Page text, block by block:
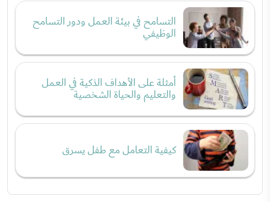
التسامح في بيئة العمل ودور التسامح
الوظيفي
أمثلة على الأهداف الذكية في العمل
والتعليم والحياة الشخصية
كيفية التعامل مع طفل يسرق